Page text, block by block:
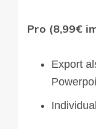
Pro (8,99€
Export